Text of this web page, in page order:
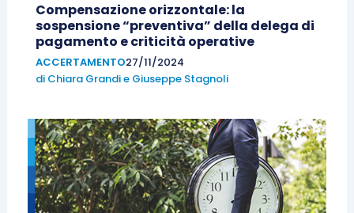
Compensazione orizzontale: la
sospensione “preventiva” della delega di
pagamento e criticità operative
ACCERTAMENTO27/11/2024
di Chiara Grandie Giuseppe Stagnoli